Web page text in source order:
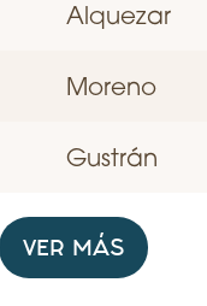
Alquezar
Moreno
Gustrán
VER MÁS